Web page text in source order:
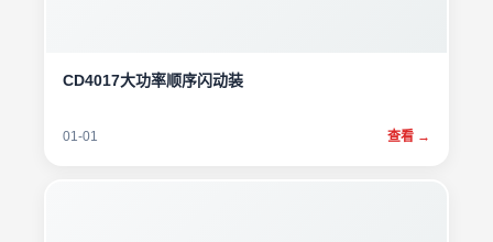
CD4017大功率顺序闪动装
01-01 查看 →